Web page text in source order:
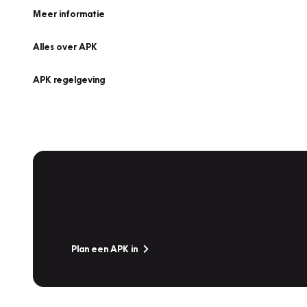
Meer informatie
Alles over APK
APK regelgeving
Plan een APK in